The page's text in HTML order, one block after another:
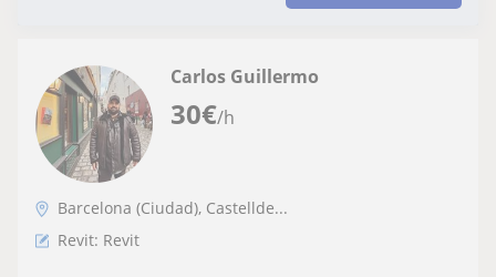
30€/h
Carlos Guillermo
Barcelona (Ciudad), Castellde...
Revit: Revit